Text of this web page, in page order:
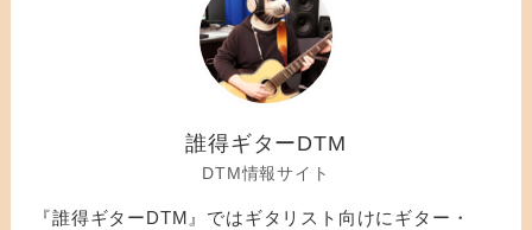
誰得ギターDTM
DTM情報サイト
『誰得ギターDTM』ではギタリスト向けにギター・